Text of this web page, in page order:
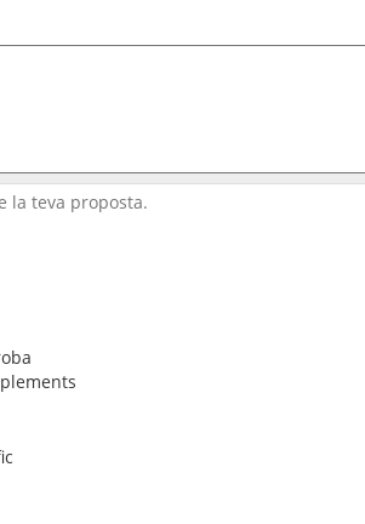
la teva proposta.